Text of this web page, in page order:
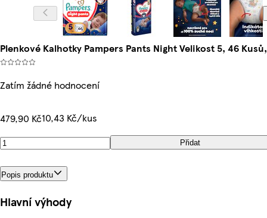
Plenkové Kalhotky Pampers Pants Night Velikost 5, 46 Kusů,
Zatím žádné hodnocení
479,90 Kč10,43 Kč/kus
Přidat
Popis produktu
Hlavní výhody